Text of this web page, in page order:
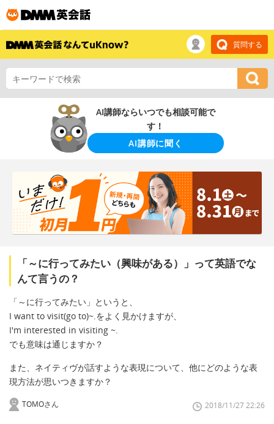
質問する
AI講師ならいつでも相談可能で
す！
AI講師に聞く
「～に行ってみたい（興味がある）」って英語でな
んて言うの？
「～に行ってみたい」というと、
I want to visit(go to)~.をよく見かけますが、
I'm interested in visiting ~.
でも意味は通じますか？
また、ネイティヴが話すような表現について、他にどのような表
現方法が思いつきますか？
TOMOさん 2018/11/27 22:26